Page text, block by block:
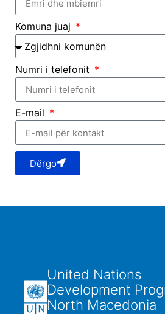
Komuna juaj
Numri i telefonit
E-mail
Dërgo
United Nations
Development
North Macedonia